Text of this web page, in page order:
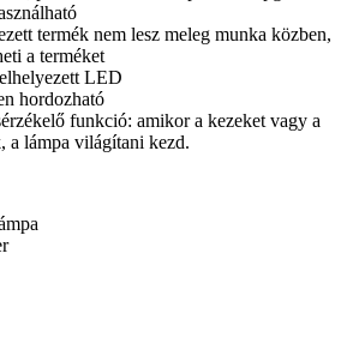
termék nem lesz meleg munka közben,
a terméket
LED
hordozható
funkció: amikor a kezeket vagy a
a lámpa világítani kezd.